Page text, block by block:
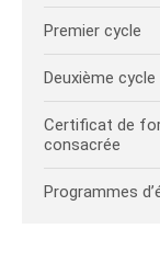
Premier cycle
Deuxième cycle
Certificat de
consacrée
Programmes